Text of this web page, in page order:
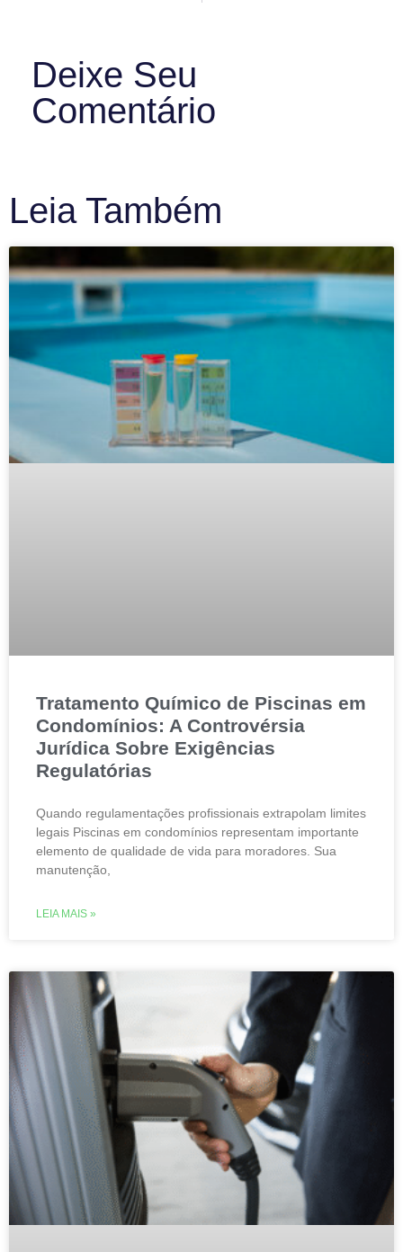
Deixe Seu
Comentário
Leia Também
Tratamento Químico de Piscinas em
Condomínios: A Controvérsia
Jurídica Sobre Exigências
Regulatórias
Quando regulamentações profissionais extrapolam limites
legais Piscinas em condomínios representam importante
elemento de qualidade de vida para moradores. Sua
manutenção,
LEIA MAIS »